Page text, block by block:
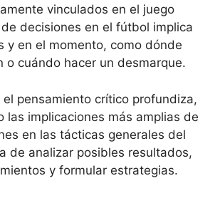
vinculados en el juego
decisiones en el fútbol implica
y en el momento, como dónde
o cuándo hacer un desmarque.
el pensamiento crítico profundiza,
las implicaciones más amplias de
en las tácticas generales del
de analizar posibles resultados,
y formular estrategias.